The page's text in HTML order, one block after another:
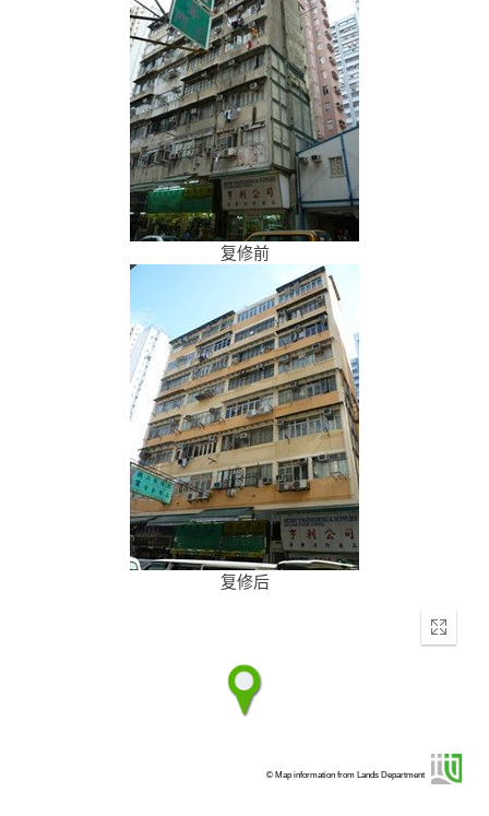
复修前
复修后
Enter
© Map information from Lands Department